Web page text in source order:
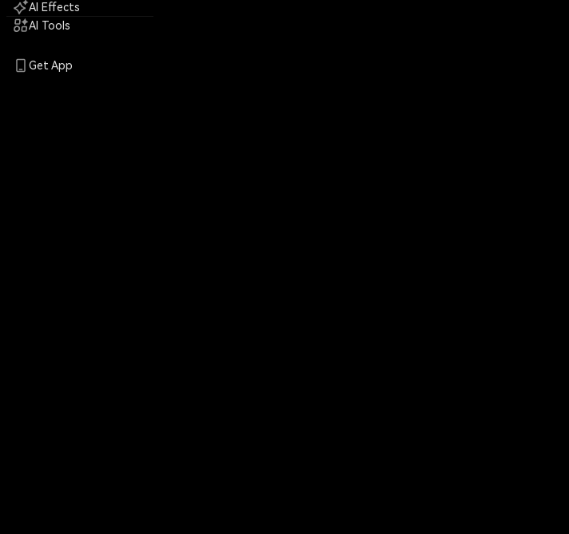
AI Effects
AI Tools
Get App